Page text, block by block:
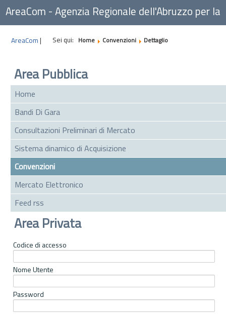
AreaCom - Agenzia Regionale dell'Abruzzo per la
Committenza
AreaCom | Sei qui: Home Convenzioni Dettaglio
Area Pubblica
Home
Bandi Di Gara
Consultazioni Preliminari di Mercato
Sistema dinamico di Acquisizione
Convenzioni
Mercato Elettronico
Feed rss
Area Privata
Codice di accesso
Nome Utente
Password